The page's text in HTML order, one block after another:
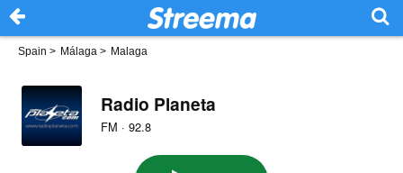
Spain > Málaga > Malaga
Radio Planeta
FM · 92.8